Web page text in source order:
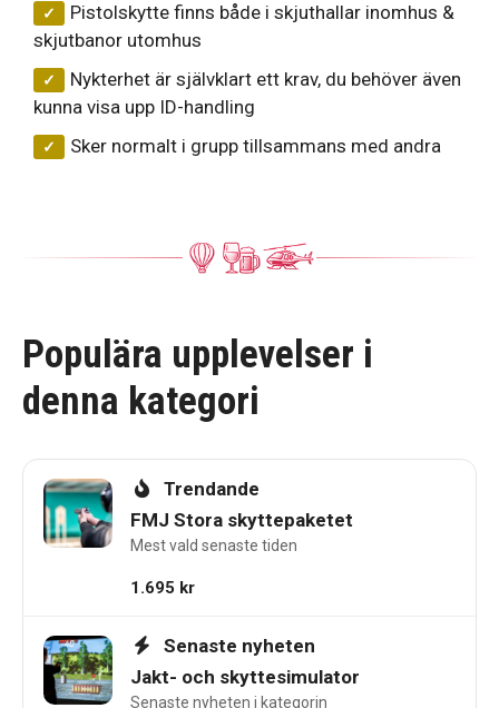
Pistolskytte finns både i skjuthallar inomhus &
skjutbanor utomhus
Nykterhet är självklart ett krav, du behöver även
kunna visa upp ID-handling
Sker normalt i grupp tillsammans med andra
Populära upplevelser i
denna kategori
Trendande
FMJ Stora skyttepaketet
Mest vald senaste tiden
1.695 kr
Senaste nyheten
Jakt- och skyttesimulator
Senaste nyheten i kategorin